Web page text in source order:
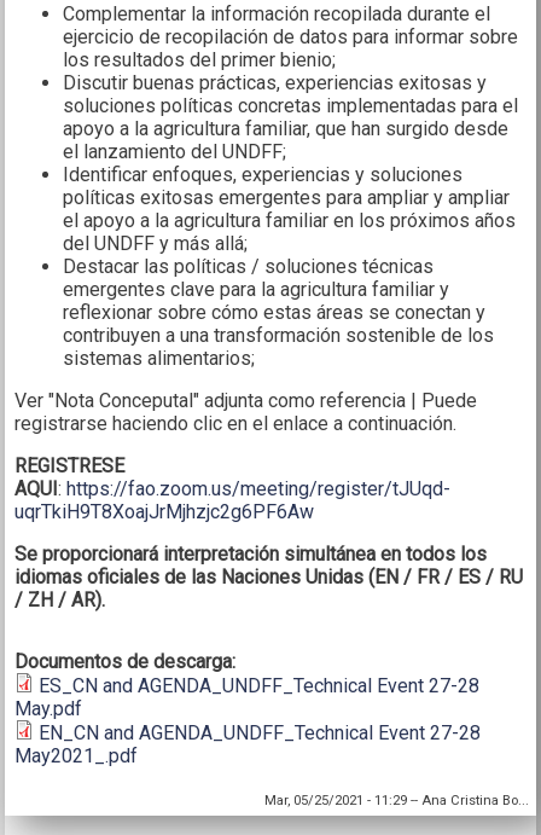
Complementar la información recopilada durante el
ejercicio de recopilación de datos para informar sobre
los resultados del primer bienio;
Discutir buenas prácticas, experiencias exitosas y
soluciones políticas concretas implementadas para el
apoyo a la agricultura familiar, que han surgido desde
el lanzamiento del UNDFF;
Identificar enfoques, experiencias y soluciones
políticas exitosas emergentes para ampliar y ampliar
el apoyo a la agricultura familiar en los próximos años
del UNDFF y más allá;
Destacar las políticas / soluciones técnicas
emergentes clave para la agricultura familiar y
reflexionar sobre cómo estas áreas se conectan y
contribuyen a una transformación sostenible de los
sistemas alimentarios;
Ver "Nota Conceputal" adjunta como referencia | Puede
registrarse haciendo clic en el enlace a continuación.
REGISTRESE
AQUI:https://fao.zoom.us/meeting/register/tJUqd-
uqrTkiH9T8XoajJrMjhzjc2g6PF6Aw
Se proporcionará interpretación simultánea en todos los
idiomas oficiales de las Naciones Unidas (EN / FR / ES / RU
/ ZH / AR).
Documentos de descarga:
ES_CN and AGENDA_UNDFF_Technical Event 27-28
May.pdf
EN_CN and AGENDA_UNDFF_Technical Event 27-28
May2021_.pdf
Mar, 05/25/2021 - 11:29-- Ana Cristina Bo...